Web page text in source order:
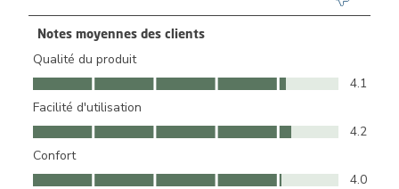
Notes moyennes des clients
Qualité du produit
Qualité du produit, 4.1 sur 5
4.1
Facilité d'utilisation
Facilité d'utilisation, 4.2 sur 5
4.2
Confort
Confort, 4.0 sur 5
4.0